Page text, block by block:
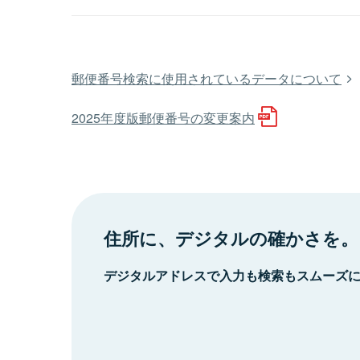
郵便番号検索に使用されているデータについて
2025年度版郵便番号の変更案内
住所に、デジタルの確かさを。
デジタルアドレスで入力も検索もスムーズ